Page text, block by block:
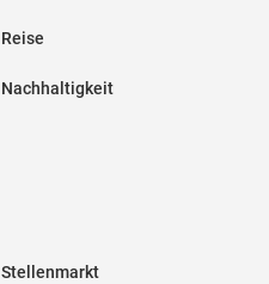
Reise
Nachhaltigkeit
Stellenmarkt